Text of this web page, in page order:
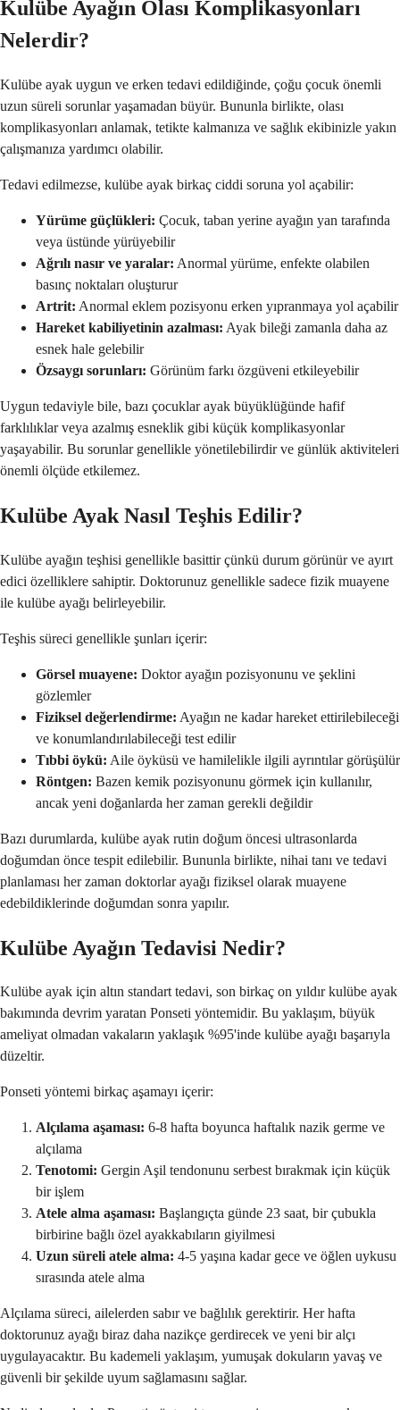
Kulübe Ayağın Olası Komplikasyonları
Nelerdir?
Kulübe ayak uygun ve erken tedavi edildiğinde, çoğu çocuk önemli
uzun süreli sorunlar yaşamadan büyür. Bununla birlikte, olası
komplikasyonları anlamak, tetikte kalmanıza ve sağlık ekibinizle yakın
çalışmanıza yardımcı olabilir.
Tedavi edilmezse, kulübe ayak birkaç ciddi soruna yol açabilir:
Yürüme güçlükleri: Çocuk, taban yerine ayağın yan tarafında
veya üstünde yürüyebilir
Ağrılı nasır ve yaralar: Anormal yürüme, enfekte olabilen
basınç noktaları oluşturur
Artrit: Anormal eklem pozisyonu erken yıpranmaya yol açabilir
Hareket kabiliyetinin azalması: Ayak bileği zamanla daha az
esnek hale gelebilir
Özsaygı sorunları: Görünüm farkı özgüveni etkileyebilir
Uygun tedaviyle bile, bazı çocuklar ayak büyüklüğünde hafif
farklılıklar veya azalmış esneklik gibi küçük komplikasyonlar
yaşayabilir. Bu sorunlar genellikle yönetilebilirdir ve günlük aktiviteleri
önemli ölçüde etkilemez.
Kulübe Ayak Nasıl Teşhis Edilir?
Kulübe ayağın teşhisi genellikle basittir çünkü durum görünür ve ayırt
edici özelliklere sahiptir. Doktorunuz genellikle sadece fizik muayene
ile kulübe ayağı belirleyebilir.
Teşhis süreci genellikle şunları içerir:
Görsel muayene: Doktor ayağın pozisyonunu ve şeklini
gözlemler
Fiziksel değerlendirme: Ayağın ne kadar hareket ettirilebileceği
ve konumlandırılabileceği test edilir
Tıbbi öykü: Aile öyküsü ve hamilelikle ilgili ayrıntılar görüşülür
Röntgen: Bazen kemik pozisyonunu görmek için kullanılır,
ancak yeni doğanlarda her zaman gerekli değildir
Bazı durumlarda, kulübe ayak rutin doğum öncesi ultrasonlarda
doğumdan önce tespit edilebilir. Bununla birlikte, nihai tanı ve tedavi
planlaması her zaman doktorlar ayağı fiziksel olarak muayene
edebildiklerinde doğumdan sonra yapılır.
Kulübe Ayağın Tedavisi Nedir?
Kulübe ayak için altın standart tedavi, son birkaç on yıldır kulübe ayak
bakımında devrim yaratan Ponseti yöntemidir. Bu yaklaşım, büyük
ameliyat olmadan vakaların yaklaşık %95'inde kulübe ayağı başarıyla
düzeltir.
Ponseti yöntemi birkaç aşamayı içerir:
Alçılama aşaması: 6-8 hafta boyunca haftalık nazik germe ve
alçılama
Tenotomi: Gergin Aşil tendonunu serbest bırakmak için küçük
bir işlem
Atele alma aşaması: Başlangıçta günde 23 saat, bir çubukla
birbirine bağlı özel ayakkabıların giyilmesi
Uzun süreli atele alma: 4-5 yaşına kadar gece ve öğlen uykusu
sırasında atele alma
Alçılama süreci, ailelerden sabır ve bağlılık gerektirir. Her hafta
doktorunuz ayağı biraz daha nazikçe gerdirecek ve yeni bir alçı
uygulayacaktır. Bu kademeli yaklaşım, yumuşak dokuların yavaş ve
güvenli bir şekilde uyum sağlamasını sağlar.